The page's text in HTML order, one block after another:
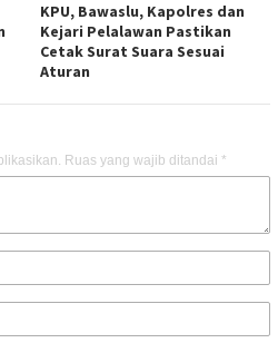
KPU, Bawaslu, Kapolres dan
Kejari Pelalawan Pastikan
Cetak Surat Suara Sesuai
Aturan
Ruas yang wajib ditandai *